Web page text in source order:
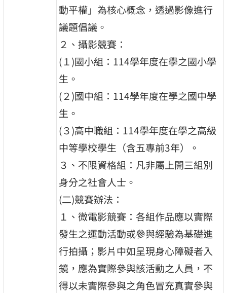
動平權」為核心概念，透過影像進行
議題倡議。
２、攝影競賽：
(１)國小組：114學年度在學之國小學
生。
(２)國中組：114學年度在學之國中學
生。
(３)高中職組：114學年度在學之高級
中等學校學生（含五專前3年）。
３、不限資格組：凡非屬上開三組別
身分之社會人士。
(二)競賽辦法：
１、微電影競賽：各組作品應以實際
發生之運動活動或參與經驗為基礎進
行拍攝；影片中如呈現身心障礙者入
鏡，應為實際參與該活動之人員，不
得以未實際參與之角色冒充真實參與